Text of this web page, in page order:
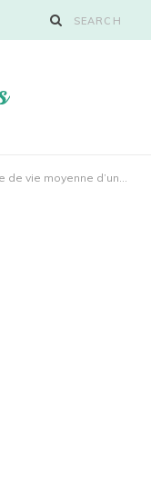
Quelle est la durée de vie moyenne d’un réfrigérateur Frigidaire ?